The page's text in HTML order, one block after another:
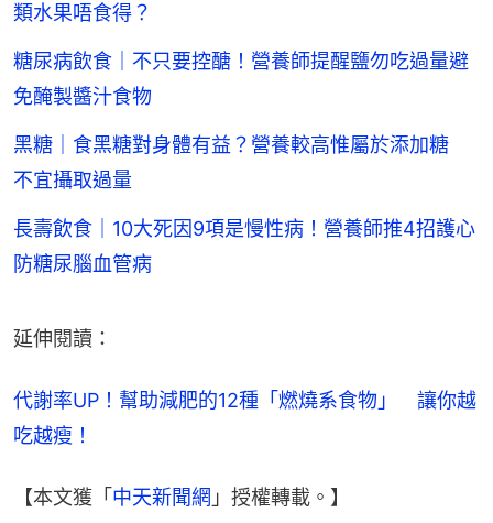
類水果唔食得？
糖尿病飲食｜不只要控醣！營養師提醒鹽勿吃過量避
免醃製醬汁食物
黑糖｜食黑糖對身體有益？營養較高惟屬於添加糖
不宜攝取過量
長壽飲食｜10大死因9項是慢性病！營養師推4招護心
防糖尿腦血管病
延伸閱讀：
代謝率UP！幫助減肥的12種「燃燒系食物」　讓你越
吃越瘦！
【本文獲「 中天新聞網 」授權轉載。】